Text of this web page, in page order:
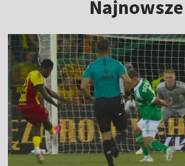
Najnowsze